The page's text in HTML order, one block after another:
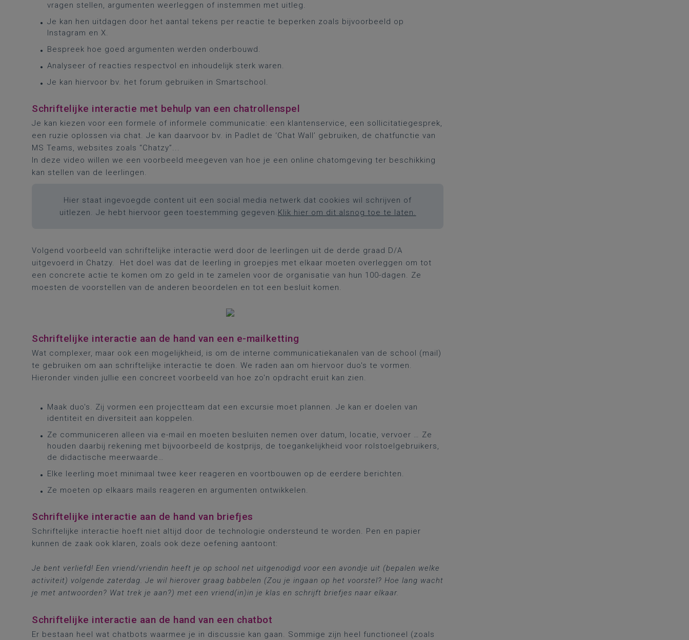
vragen stellen, argumenten weerleggen of instemmen met uitleg.
Je kan hen uitdagen door het aantal tekens per reactie te beperken zoals bijvoorbeeld op
Instagram en X.
Bespreek hoe goed argumenten werden onderbouwd.
Analyseer of reacties respectvol en inhoudelijk sterk waren.
Je kan hiervoor bv. het forum gebruiken in Smartschool.
Schriftelijke interactie met behulp van een chatrollenspel
Je kan kiezen voor een formele of informele communicatie: een klantenservice, een sollicitatiegesprek,
een ruzie oplossen via chat. Je kan daarvoor bv. in Padlet de ‘Chat Wall’ gebruiken, de chatfunctie van
MS Teams, websites zoals “Chatzy”...
In deze video willen we een voorbeeld meegeven van hoe je een online chatomgeving ter beschikking
kan stellen van de leerlingen.
Hier staat ingevoegde content uit een social media netwerk dat cookies wil schrijven of
uitlezen. Je hebt hiervoor geen toestemming gegeven. Klik hier om dit alsnog toe te laten.
Volgend voorbeeld van schriftelijke interactie werd door de leerlingen uit de derde graad D/A
uitgevoerd in Chatzy. Het doel was dat de leerling in groepjes met elkaar moeten overleggen om tot
een concrete actie te komen om zo geld in te zamelen voor de organisatie van hun 100-dagen. Ze
moesten de voorstellen van de anderen beoordelen en tot een besluit komen.
Schriftelijke interactie aan de hand van een e-mailketting
Wat complexer, maar ook een mogelijkheid, is om de interne communicatiekanalen van de school (mail)
te gebruiken om aan schriftelijke interactie te doen. We raden aan om hiervoor duo's te vormen.
Hieronder vinden jullie een concreet voorbeeld van hoe zo'n opdracht eruit kan zien.
Maak duo's. Zij vormen een projectteam dat een excursie moet plannen. Je kan er doelen van
identiteit en diversiteit aan koppelen.
Ze communiceren alleen via e-mail en moeten besluiten nemen over datum, locatie, vervoer … Ze
houden daarbij rekening met bijvoorbeeld de kostprijs, de toegankelijkheid voor rolstoelgebruikers,
de didactische meerwaarde…
Elke leerling moet minimaal twee keer reageren en voortbouwen op de eerdere berichten.
Ze moeten op elkaars mails reageren en argumenten ontwikkelen.
Schriftelijke interactie aan de hand van briefjes
Schriftelijke interactie hoeft niet altijd door de technologie ondersteund te worden. Pen en papier
kunnen de zaak ook klaren, zoals ook deze oefening aantoont:
Je bent verliefd! Een vriend/vriendin heeft je op school net uitgenodigd voor een avondje uit (bepalen welke
activiteit) volgende zaterdag. Je wil hierover graag babbelen (Zou je ingaan op het voorstel? Hoe lang wacht
je met antwoorden? Wat trek je aan?) met een vriend(in)in je klas en schrijft briefjes naar elkaar.
Schriftelijke interactie aan de hand van een chatbot
Er bestaan heel wat chatbots waarmee je in discussie kan gaan. Sommige zijn heel functioneel (zoals